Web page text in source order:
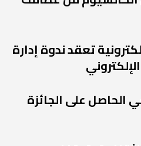
تعقد ندوة إدارة
الحاصل على الجائزة